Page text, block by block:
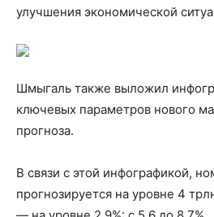
улучшения экономической
Шмыгаль также выложил
ключевых параметров нового
прогноза.
В связи с этой инфографикой,
прогнозируется на уровне 4